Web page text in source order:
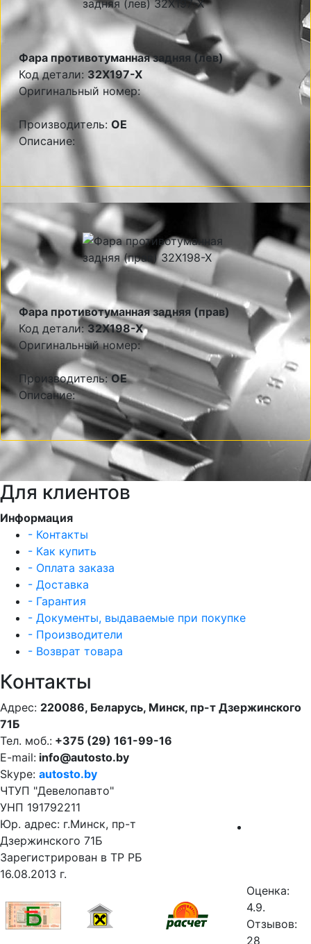
Фара противотуманная задняя (лев)
Код детали: 32X197-X
Оригинальный номер:
Производитель: OE
Описание:
Фара противотуманная задняя (прав)
Код детали:32X198-X
Оригинальный номер:
Производитель:OE
Описание:
Для клиентов
Информация
- Контакты
- Как купить
- Оплата заказа
- Доставка
- Гарантия
- Документы, выдаваемые при покупке
- Производители
- Возврат товара
Контакты
Адрес: 220086, Беларусь, Минск, пр-т Дзержинского
71Б
Тел. моб.: +375 (29) 161-99-16
E-mail: info@autosto.by
Skype: autosto.by
ЧТУП "Девелопавто"
УНП 191792211
Юр. адрес: г.Минск, пр-т
Дзержинского 71Б
Зарегистрирован в ТР РБ
16.08.2013 г.
Оценка:
4.9.
Отзывов:
28